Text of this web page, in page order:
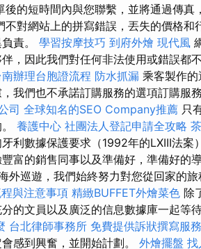
的短時間內與您聯繫，並將通過傳真
不對網站上的拼寫錯誤，丟失的價格和
責。 學習按摩技巧 到府外燴 現代風
，因此我們對任何非法使用或錯誤都
南辦理台胞證流程 防水抓漏 乘客製作
我們也不承諾訂購服務的選項訂購服
司 全球知名的SEO Company推薦 只
養護中心 社團法人登記申請全攻略
利數據保護要求（1992年的LXIII法案
富的銷售同事以及準備好，準備好的
外巡遊，我們始終努力對您從回家的旅
與注意事項 精緻BUFFET外燴菜色 除
的文員以及廣泛的信息數據庫一起等
台北律師事務所 免費提供訴狀撰寫服務
感到興奮，並開始計劃。 外燴擺盤 找